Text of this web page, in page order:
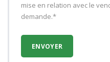
mise en relation avec le
demande.*